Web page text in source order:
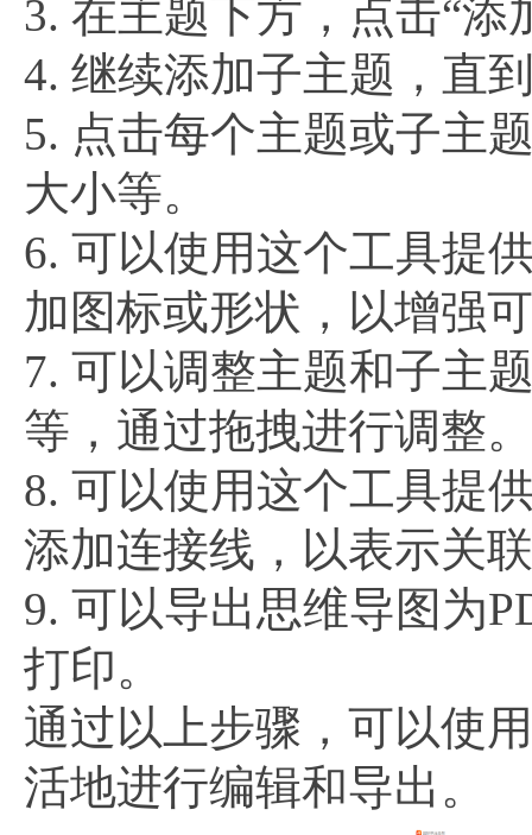
3. 在主题下方，点击“
4. 继续添加子主题，直
5. 点击每个主题或子主
大小等。
6. 可以使用这个工具提
加图标或形状，以增强
7. 可以调整主题和子主
等，通过拖拽进行调整。
8. 可以使用这个工具提
添加连接线，以表示关
9. 可以导出思维导图为
打印。
通过以上步骤，可以使
活地进行编辑和导出。